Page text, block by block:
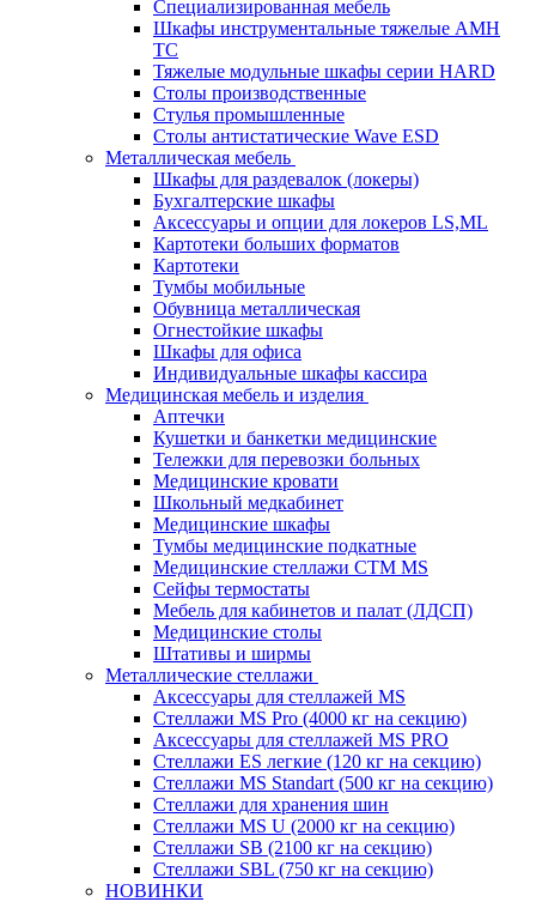
Cпециализированная мебель
Шкафы инструментальные тяжелые AMH
TC
Тяжелые модульные шкафы серии HARD
Столы производственные
Стулья промышленные
Столы антистатические Wave ESD
Металлическая мебель
Шкафы для раздевалок (локеры)
Бухгалтерские шкафы
Аксессуары и опции для локеров LS,ML
Картотеки больших форматов
Картотеки
Тумбы мобильные
Обувница металлическая
Огнестойкие шкафы
Шкафы для офиса
Индивидуальные шкафы кассира
Медицинская мебель и изделия
Аптечки
Кушетки и банкетки медицинские
Тележки для перевозки больных
Медицинские кровати
Школьный медкабинет
Медицинские шкафы
Тумбы медицинские подкатные
Медицинские стеллажи CTM MS
Сейфы термостаты
Мебель для кабинетов и палат (ЛДСП)
Медицинские столы
Штативы и ширмы
Металлические стеллажи
Аксессуары для стеллажей MS
Стеллажи MS Pro (4000 кг на секцию)
Аксессуары для стеллажей MS PRO
Стеллажи ES легкие (120 кг на секцию)
Стеллажи MS Standart (500 кг на секцию)
Стеллажи для хранения шин
Стеллажи MS U (2000 кг на секцию)
Стеллажи SB (2100 кг на секцию)
Стеллажи SBL (750 кг на секцию)
НОВИНКИ